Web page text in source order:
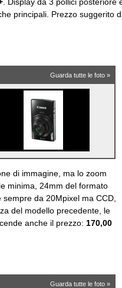
principali. Prezzo suggerito
Guarda tutte le foto »
di immagine, ma lo zoom
minima, 24mm del formato
da 20Mpixel ma CCD,
del modello precedente, le
anche il prezzo: 170,00
Guarda tutte le foto »